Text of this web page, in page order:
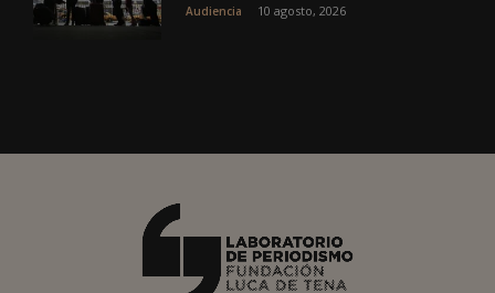
Audiencia 10 agosto, 2026